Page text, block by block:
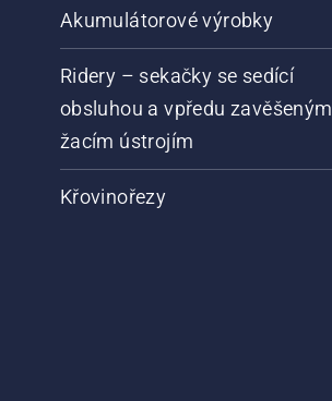
Akumulátorové výrobky
Ridery – sekačky se sedící
obsluhou a vpředu zavěšeným
žacím ústrojím
Křovinořezy